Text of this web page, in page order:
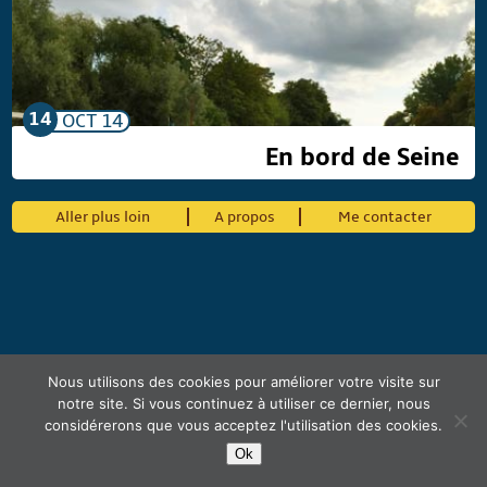
14 OCT 14
En bord de Seine
Aller plus loin A propos Me contacter
Nous utilisons des cookies pour améliorer votre visite sur
notre site. Si vous continuez à utiliser ce dernier, nous
considérerons que vous acceptez l'utilisation des cookies.
Ok